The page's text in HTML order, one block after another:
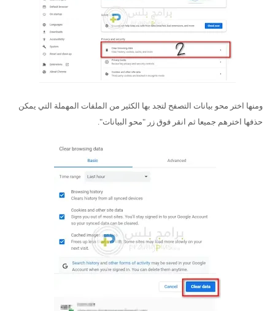
ومنها اختر محو بيانات التصفح لتجد بها الكثير من الملفات المهملة التي يمكن
حذفها اخترهم جميعا ثم انقر فوق زر "محو البيانات".